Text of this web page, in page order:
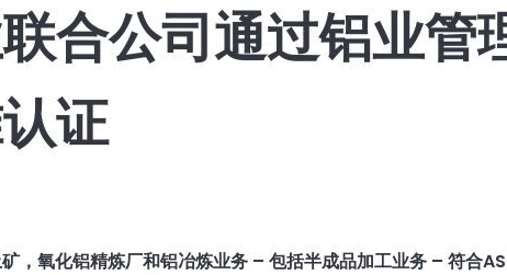
合公司通过铝业管
证
，氧化铝精炼厂和铝冶炼业务 –包括半成品加工业务 –符合